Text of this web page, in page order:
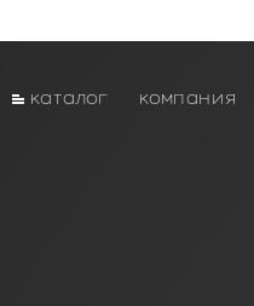
каталог компания